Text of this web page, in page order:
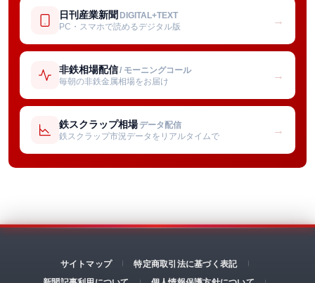
日刊産業新聞 DIGITAL+TEXT
PC・スマホで読めるデジタル版
→
非鉄相場配信/ モーニングコール
毎朝の非鉄金属相場をお届け
→
鉄スクラップ相場 データ配信
鉄スクラップ市況データをリアルタイムで
→
サイトマップ
特定商取引法に基づく表記